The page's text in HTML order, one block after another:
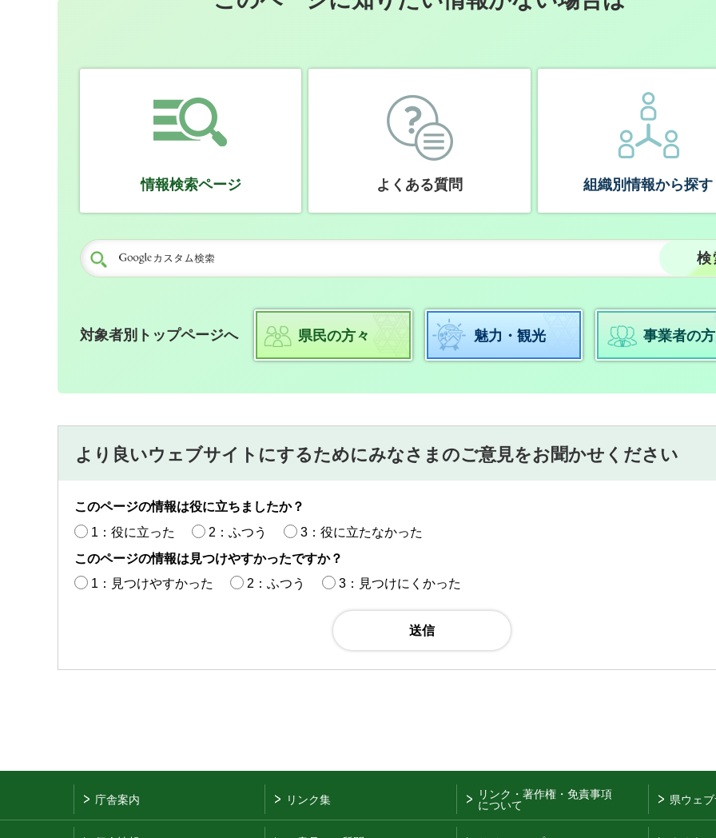
情報検索ページ よくある質問 組織別情報から探す
対象者別トップページへ 県民の方々 魅力・観光 事業者の
より良いウェブサイトにするためにみなさまのご意見をお聞かせください
このページの情報は役に立ちましたか？
1：役に立った
2：ふつう
3：役に立たなかった
このページの情報は見つけやすかったですか？
1：見つけやすかった
2：ふつう 3：見つけにくかった
庁舎案内 リンク集
リンク・著作権・免責事項
について
県ウェ